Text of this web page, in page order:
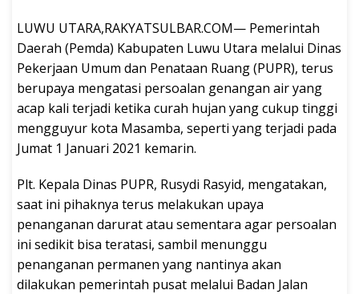
LUWU UTARA,RAKYATSULBAR.COM— Pemerintah
Daerah (Pemda) Kabupaten Luwu Utara melalui Dinas
Pekerjaan Umum dan Penataan Ruang (PUPR), terus
berupaya mengatasi persoalan genangan air yang
acap kali terjadi ketika curah hujan yang cukup tinggi
mengguyur kota Masamba, seperti yang terjadi pada
Jumat 1 Januari 2021 kemarin.
Plt. Kepala Dinas PUPR, Rusydi Rasyid, mengatakan,
saat ini pihaknya terus melakukan upaya
penanganan darurat atau sementara agar persoalan
ini sedikit bisa teratasi, sambil menunggu
penanganan permanen yang nantinya akan
dilakukan pemerintah pusat melalui Badan Jalan